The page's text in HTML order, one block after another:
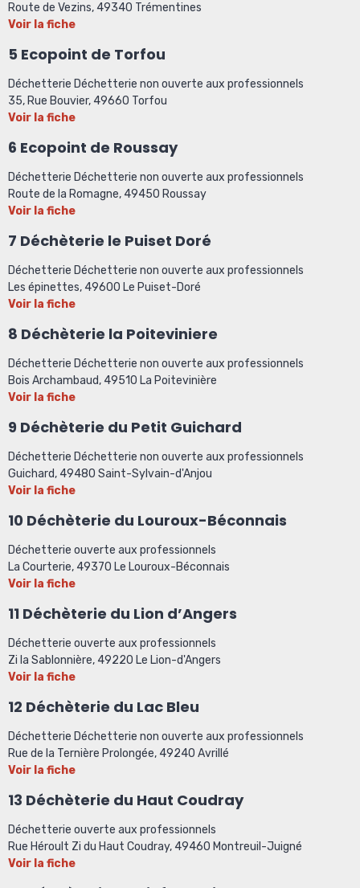
Route de Vezins, 49340 Trémentines
Voir la fiche
5 Ecopoint de Torfou
Déchetterie Déchetterie non ouverte aux professionnels
35, Rue Bouvier, 49660 Torfou
Voir la fiche
6 Ecopoint de Roussay
Déchetterie Déchetterie non ouverte aux professionnels
Route de la Romagne, 49450 Roussay
Voir la fiche
7 Déchèterie le Puiset Doré
Déchetterie Déchetterie non ouverte aux professionnels
Les épinettes, 49600 Le Puiset-Doré
Voir la fiche
8 Déchèterie la Poiteviniere
Déchetterie Déchetterie non ouverte aux professionnels
Bois Archambaud, 49510 La Poitevinière
Voir la fiche
9 Déchèterie du Petit Guichard
Déchetterie Déchetterie non ouverte aux professionnels
Guichard, 49480 Saint-Sylvain-d'Anjou
Voir la fiche
10 Déchèterie du Louroux-Béconnais
Déchetterie ouverte aux professionnels
La Courterie, 49370 Le Louroux-Béconnais
Voir la fiche
11 Déchèterie du Lion d’Angers
Déchetterie ouverte aux professionnels
Zi la Sablonnière, 49220 Le Lion-d'Angers
Voir la fiche
12 Déchèterie du Lac Bleu
Déchetterie Déchetterie non ouverte aux professionnels
Rue de la Ternière Prolongée, 49240 Avrillé
Voir la fiche
13 Déchèterie du Haut Coudray
Déchetterie ouverte aux professionnels
Rue Héroult Zi du Haut Coudray, 49460 Montreuil-Juigné
Voir la fiche